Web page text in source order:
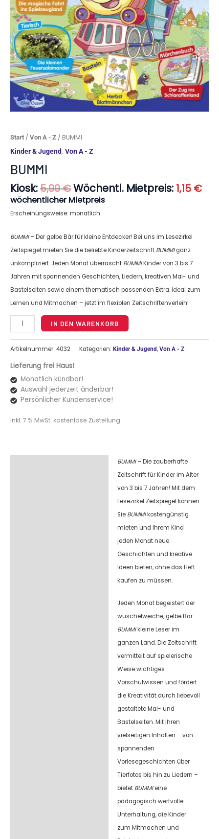
Start /Von A - Z / BUMMI
Kinder & Jugend,Von A - Z
BUMMI
Kiosk:5,99€
Ursprünglicher
Preis
war:
Wöchentl. Mietpreis: 1,15 €
wöchentlicher Mietpreis
Erscheinungsweise: monatlich
BUMMI– Der gelbe Bär für kleine Entdecker! Bei uns im Lesezirkel
Zeitspiegel mieten Sie die beliebte Kinderzeitschrift BUMMIganz
unkompliziert. Jeden Monat überrascht BUMMIKinder von 3 bis 7
Jahren mit spannenden Geschichten, Liedern, kreativen Mal- und
Bastelseiten sowie einem thematisch passenden Extra. Ideal zum
Lernen und Mitmachen – jetzt im flexiblen Zeitschriftenverleih!
BUMMI
Menge
IN DEN WARENKORB
Artikelnummer:4032 Kategorien:Kinder & Jugend,Von A - Z
Lieferung frei Haus!
Monatlich kündbar!
Auswahl jederzeit änderbar!
Persönlicher Kundenservice!
inkl. 7 % MwSt. kostenlose Zustellung
BUMMI– Die zauberhafte
Zeitschrift für Kinder im Alter
von 3 bis 7 Jahren! Mit dem
Lesezirkel Zeitspiegel können
Sie BUMMIkostengünstig
mieten und Ihrem Kind
jeden Monat neue
Geschichten und kreative
Ideen bieten, ohne das Heft
kaufen zu müssen.
Jeden Monat begeistert der
wuschelweiche, gelbe Bär
BUMMIkleine Leser im
ganzen Land. Die Zeitschrift
vermittelt auf spielerische
Weise wichtiges
Vorschulwissen und fördert
die Kreativität durch liebevoll
gestaltete Mal- und
Bastelseiten. Mit ihren
vielseitigen Inhalten – von
spannenden
Vorlesegeschichten über
Tierfotos bis hin zu Liedern –
bietet BUMMIeine
pädagogisch wertvolle
Unterhaltung, die Kinder
zum Mitmachen und